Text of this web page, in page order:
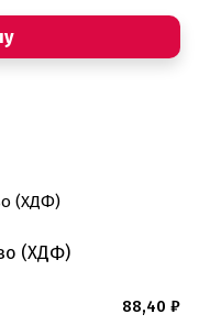
(ХДФ)
88,40 ₽